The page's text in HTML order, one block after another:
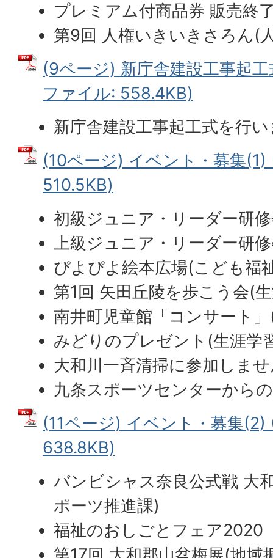
プレミアム付商品券 販売終
第9回 人権いきいきさろん(
(9ページ) 新庁舎建設工事起
ファイル: 558.4KB)
新庁舎建設工事起工式を行
(10ページ) イベント・募集
510.5KB)
初級ジュニア・リーダー研
上級ジュニア・リーダー研
ぴよぴよ絵本広場(こども福
第1回 矢田丘陵を歩こう会(
南井町児童館「コンサート
みどりのプレゼント(生涯学
大和川一斉清掃に参加しま
九条スポーツセンターから
(11ページ) イベント・募集(2)
638.8KB)
バンビシャス奈良公式戦 大
ポーツ推進課)
福祉のおしごとフェア2020